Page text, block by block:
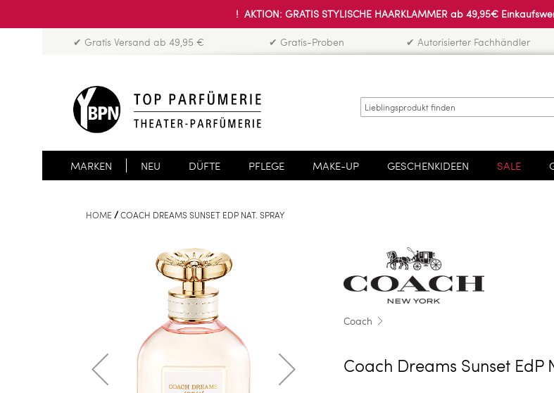
! AKTION: GRATIS STYLISCHE HAARKLAMMER ab 49,95€
✔ Gratis Versand ab 49,95 € ✔ Gratis-Proben ✔ Autorisierter Fachhändler
MARKEN NEU DÜFTE PFLEGE MAKE-UP GESCHENKIDEEN SALE
HOME COACH DREAMS SUNSET EDP NAT. SPRAY
Coach
Coach Dreams Sunset EdP